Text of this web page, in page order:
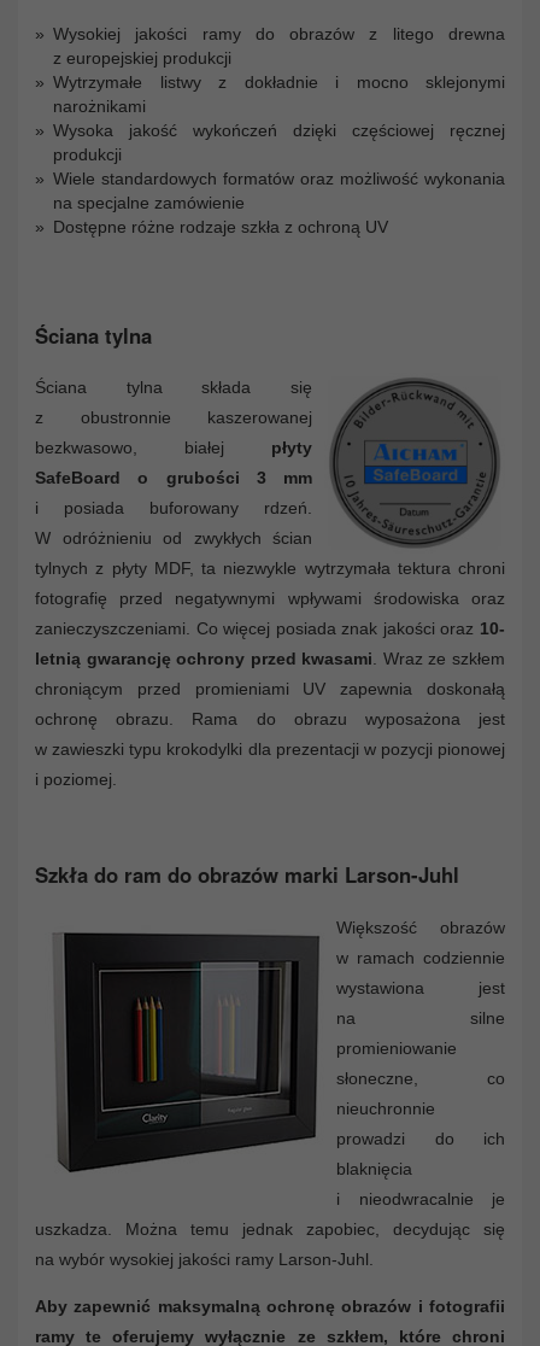
Wysokiej jakości ramy do obrazów z litego drewna
z europejskiej produkcji
Wytrzymałe listwy z dokładnie i mocno sklejonymi
narożnikami
Wysoka jakość wykończeń dzięki częściowej ręcznej
produkcji
Wiele standardowych formatów oraz możliwość wykonania
na specjalne zamówienie
Dostępne różne rodzaje szkła z ochroną UV
Ściana tylna
Ściana tylna składa się
z obustronnie kaszerowanej
bezkwasowo, białej płyty
SafeBoard o grubości 3 mm
i posiada buforowany rdzeń.
W odróżnieniu od zwykłych ścian
tylnych z płyty MDF, ta niezwykle wytrzymała tektura chroni
fotografię przed negatywnymi wpływami środowiska oraz
zanieczyszczeniami. Co więcej posiada znak jakości oraz 10-
letnią gwarancję ochrony przed kwasami. Wraz ze szkłem
chroniącym przed promieniami UV zapewnia doskonałą
ochronę obrazu. Rama do obrazu wyposażona jest
w zawieszki typu krokodylki dla prezentacji w pozycji pionowej
i poziomej.
Szkła do ram do obrazów marki Larson-Juhl
Większość obrazów
w ramach codziennie
wystawiona jest
na silne
promieniowanie
słoneczne, co
nieuchronnie
prowadzi do ich
blaknięcia
i nieodwracalnie je
uszkadza. Można temu jednak zapobiec, decydując się
na wybór wysokiej jakości ramy Larson-Juhl.
Aby zapewnić maksymalną ochronę obrazów i fotografii
ramy te oferujemy wyłącznie ze szkłem, które chroni